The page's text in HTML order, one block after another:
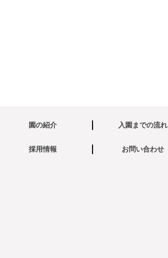
園の紹介 入園までの流れ
採用情報 お問い合わせ